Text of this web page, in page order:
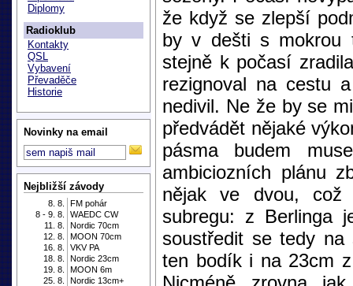
Diplomy
Radioklub
Kontakty
QSL
Vybavení
Převaděče
Historie
Novinky na email
Nejbližší závody
8. 8.
FM pohár
8 - 9. 8.
WAEDC CW
11. 8.
Nordic 70cm
12. 8.
MOON 70cm
16. 8.
VKV PA
18. 8.
Nordic 23cm
19. 8.
MOON 6m
25. 8.
Nordic 13cm+
že když se zlepší
by v dešti s mokrou
stejně k počasí
rezignoval na cestu
nedivil. Ne že by se
předvádět nějaké
pásma budem
ambiciozních plánu
nějak ve dvou, což
subregu: z Berlinga
soustředit se tedy
ten bodík i na 23cm